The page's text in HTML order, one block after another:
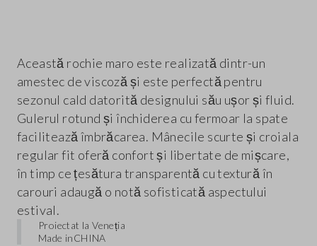
Această rochie maro este realizată dintr-un
amestec de viscoză și este perfectă pentru
sezonul cald datorită designului său ușor și fluid.
Gulerul rotund și închiderea cu fermoar la spate
facilitează îmbrăcarea. Mânecile scurte și croiala
regular fit oferă confort și libertate de mișcare,
în timp ce țesătura transparentă cu textură în
carouri adaugă o notă sofisticată aspectului
estival.
Proiectat la Veneția
Made inCHINA